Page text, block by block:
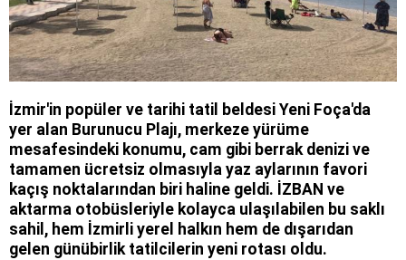
İzmir'in popüler ve tarihi tatil beldesi Yeni Foça'da
yer alan Burunucu Plajı, merkeze yürüme
mesafesindeki konumu, cam gibi berrak denizi ve
tamamen ücretsiz olmasıyla yaz aylarının favori
kaçış noktalarından biri haline geldi. İZBAN ve
aktarma otobüsleriyle kolayca ulaşılabilen bu saklı
sahil, hem İzmirli yerel halkın hem de dışarıdan
gelen günübirlik tatilcilerin yeni rotası oldu.